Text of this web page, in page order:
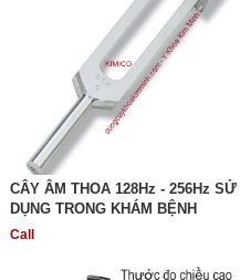
CÂY ÂM THOA 128Hz - 256Hz SỬ
DỤNG TRONG KHÁM BỆNH
Call